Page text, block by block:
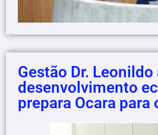
Gestão Dr. Leonildo
desenvolvimento
prepara Ocara para